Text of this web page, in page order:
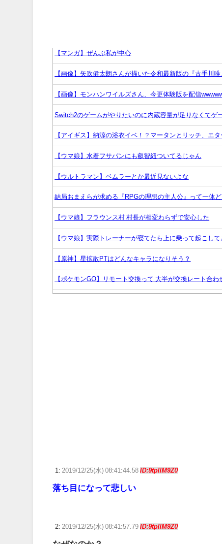
【マンガ】ぜんぶ私が中心
【画像】矢吹健太朗さんが描いた令和最新版の『古手川
【画像】モンハンワイルズさん、今更体験版を配信
Switch2のゲームがやりたいのに内蔵容量が足りなくてゲ
【アイギス】納涼の浴衣イベ！？マータンとリッチ、エ
【ウマ娘】水着フサパンにも叡智紐ついてるじゃん
【ウルトラマン】ベムラーとか最近見ないよな
結局おまえらが求める『RPGの理想の主人公』って一体
【ウマ娘】フラウンス村 村長が相変わらずで安心した
【ウマ娘】実際トレーナーが寝てたら上に乗って起こし
【原神】星拡散PTはどんなキャラになりそう？
【ポケモンGO】リモート交換って 大半が交換レート合わ
1: 2019/12/25(水) 08:41:44.58ID:9tpIlM9Z0
落ち目になって悲しい
2: 2019/12/25(水) 08:41:57.79ID:9tpIlM9Z0